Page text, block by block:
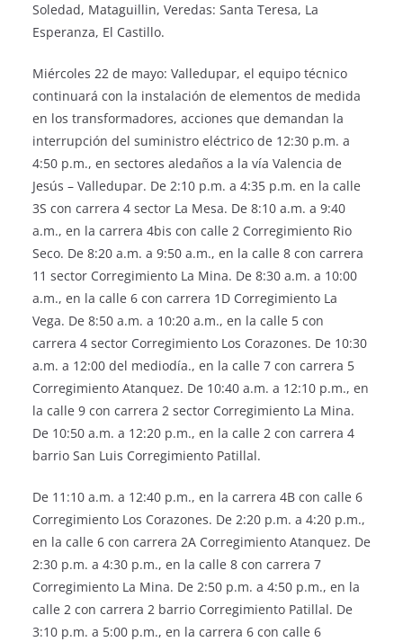
Soledad, Mataguillin, Veredas: Santa Teresa, La
Esperanza, El Castillo.
Miércoles 22 de mayo: Valledupar, el equipo técnico
continuará con la instalación de elementos de medida
en los transformadores, acciones que demandan la
interrupción del suministro eléctrico de 12:30 p.m. a
4:50 p.m., en sectores aledaños a la vía Valencia de
Jesús – Valledupar. De 2:10 p.m. a 4:35 p.m. en la calle
3S con carrera 4 sector La Mesa. De 8:10 a.m. a 9:40
a.m., en la carrera 4bis con calle 2 Corregimiento Rio
Seco. De 8:20 a.m. a 9:50 a.m., en la calle 8 con carrera
11 sector Corregimiento La Mina. De 8:30 a.m. a 10:00
a.m., en la calle 6 con carrera 1D Corregimiento La
Vega. De 8:50 a.m. a 10:20 a.m., en la calle 5 con
carrera 4 sector Corregimiento Los Corazones. De 10:30
a.m. a 12:00 del mediodía., en la calle 7 con carrera 5
Corregimiento Atanquez. De 10:40 a.m. a 12:10 p.m., en
la calle 9 con carrera 2 sector Corregimiento La Mina.
De 10:50 a.m. a 12:20 p.m., en la calle 2 con carrera 4
barrio San Luis Corregimiento Patillal.
De 11:10 a.m. a 12:40 p.m., en la carrera 4B con calle 6
Corregimiento Los Corazones. De 2:20 p.m. a 4:20 p.m.,
en la calle 6 con carrera 2A Corregimiento Atanquez. De
2:30 p.m. a 4:30 p.m., en la calle 8 con carrera 7
Corregimiento La Mina. De 2:50 p.m. a 4:50 p.m., en la
calle 2 con carrera 2 barrio Corregimiento Patillal. De
3:10 p.m. a 5:00 p.m., en la carrera 6 con calle 6